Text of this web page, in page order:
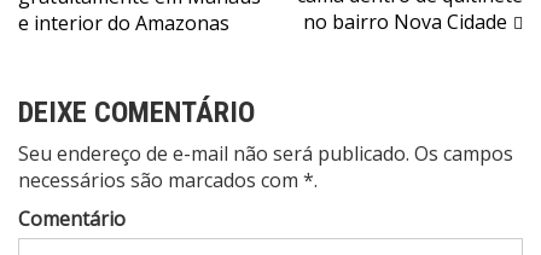
Post
e interior do Amazonas
no bairro Nova Cidade
DEIXE COMENTÁRIO
Seu endereço de e-mail não será publicado. Os campos
necessários são marcados com *.
Comentário